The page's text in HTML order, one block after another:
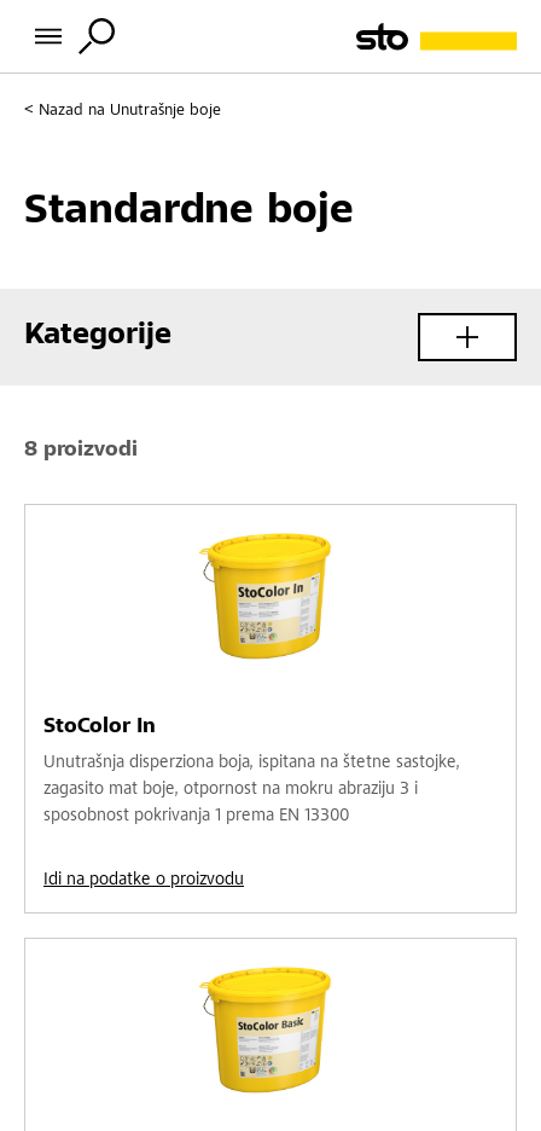
Nazad na Unutrašnje boje
Standardne boje
Kategorije
8 proizvodi
StoColor In
Unutrašnja disperziona boja, ispitana na štetne sastojke,
zagasito mat boje, otpornost na mokru abraziju 3 i
sposobnost pokrivanja 1 prema EN 13300
Idi na podatke o proizvodu